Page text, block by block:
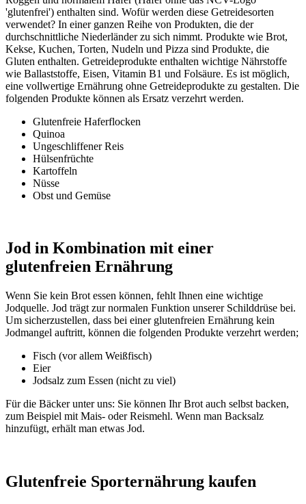
'glutenfrei') enthalten sind. Wofür werden diese Getreidesorten
verwendet? In einer ganzen Reihe von Produkten, die der
durchschnittliche Niederländer zu sich nimmt. Produkte wie Brot,
Kekse, Kuchen, Torten, Nudeln und Pizza sind Produkte, die
Gluten enthalten. Getreideprodukte enthalten wichtige Nährstoffe
wie Ballaststoffe, Eisen, Vitamin B1 und Folsäure. Es ist möglich,
eine vollwertige Ernährung ohne Getreideprodukte zu gestalten. Die
folgenden Produkte können als Ersatz verzehrt werden.
Glutenfreie Haferflocken
Quinoa
Ungeschliffener Reis
Hülsenfrüchte
Kartoffeln
Nüsse
Obst und Gemüse
Jod in Kombination mit einer
glutenfreien Ernährung
Wenn Sie kein Brot essen können, fehlt Ihnen eine wichtige
Jodquelle. Jod trägt zur normalen Funktion unserer Schilddrüse bei.
Um sicherzustellen, dass bei einer glutenfreien Ernährung kein
Jodmangel auftritt, können die folgenden Produkte verzehrt werden;
Fisch (vor allem Weißfisch)
Eier
Jodsalz zum Essen (nicht zu viel)
Für die Bäcker unter uns: Sie können Ihr Brot auch selbst backen,
zum Beispiel mit Mais- oder Reismehl. Wenn man Backsalz
hinzufügt, erhält man etwas Jod.
Glutenfreie Sporternährung kaufen